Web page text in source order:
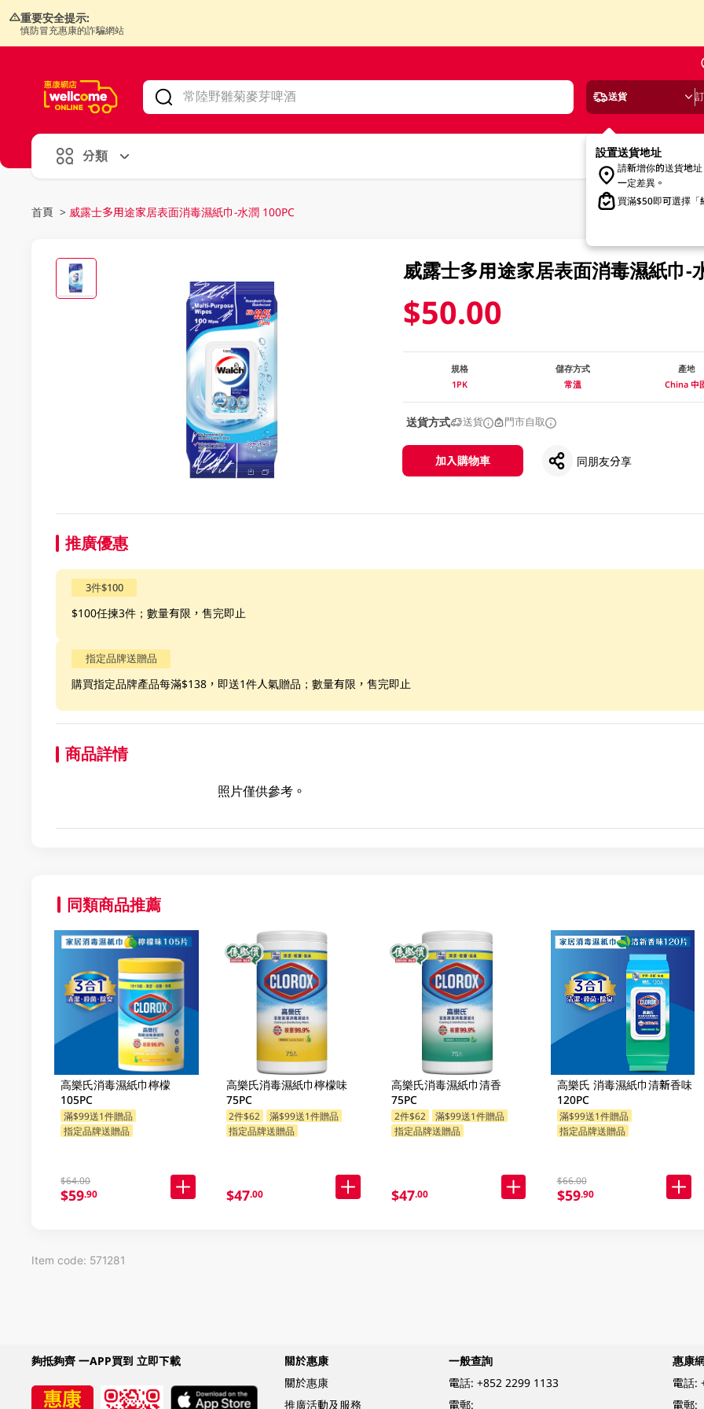
重要安全提示:
慎防冒充惠康的詐騙網站
送貨
設置送貨地址
請新增你的送貨地
一定差異。
買滿$50即可選擇「
分類
首頁 > 威露士多用途家居表面消毒濕紙巾-水潤 100PC
威露士多用途家居表面消毒濕紙巾-
$50.00
規格
1PK
儲存方式
常溫
產地
China 中
送貨方式 送貨 門市自取
加入購物車 同朋友分享
推廣優惠
3件$100
$100任揀3件；數量有限，售完即止
指定品牌送贈品
購買指定品牌產品每滿$138，即送1件人氣贈品；數量有限，售完即止
商品詳情
照片僅供參考。
同類商品推薦
高樂氏消毒濕紙巾檸檬
105PC
滿$99送1件贈品
指定品牌送贈品
$64.00
$59.90
高樂氏消毒濕紙巾檸檬味
75PC
2件$62
滿$99送1件贈品
指定品牌送贈品
$47.00
高樂氏消毒濕紙巾清香
75PC
2件$62
滿$99送1件贈品
指定品牌送贈品
$47.00
高樂氏 消毒濕紙巾清新香味
120PC
滿$99送1件贈品
指定品牌送贈品
$66.00
$59.90
Item code: 571281
夠抵夠齊 一APP買到 立即下載
關於惠康
關於惠康
推廣活動及服務
一般查詢
電話: +852 2299 1133
電郵:
惠康
電話:
電郵: